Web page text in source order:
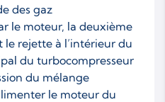
des gaz
le moteur, la deuxième
le rejette à l’intérieur du
du turbocompresseur
du mélange
le moteur du